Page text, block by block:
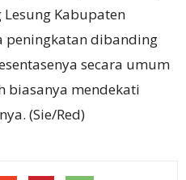
Kabupaten
peningkatan dibanding
secara umum
biasanya mendekati
(Sie/Red)